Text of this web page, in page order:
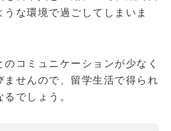
な環境で過ごしてしまいま
コミュニケーションが少なく
ませんので、留学生活で得られ
でしょう。